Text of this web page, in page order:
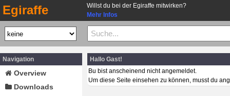
Egiraffe
Willst du bei der Egiraffe mitwirken?
Mehr Infos
Navigation
Overview
Downloads
Hallo Gast!
Bu bist anscheinend nicht angemeldet.
Um diese Seite einsehen zu können, musst du